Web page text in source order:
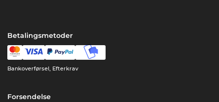
Betalingsmetoder
Bankoverførsel, Efterkrav
Forsendelse